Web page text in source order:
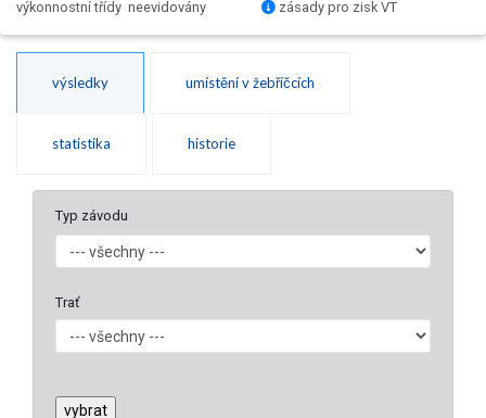
výkonnostní třídy neevidovány
zásady pro zisk VT
výsledky umístění v žebříčcích
statistika historie
Typ závodu
Trať